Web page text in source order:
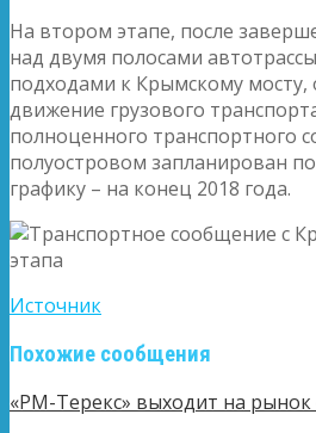
На втором этапе, после
над двумя полосами
подходами к Крымскому мосту,
движение грузового
полноценного транспортного
полуостровом запланирован
графику – на конец 2018 года.
Источник
Похожие сообщения
«РМ-Терекс» выходит на рынок